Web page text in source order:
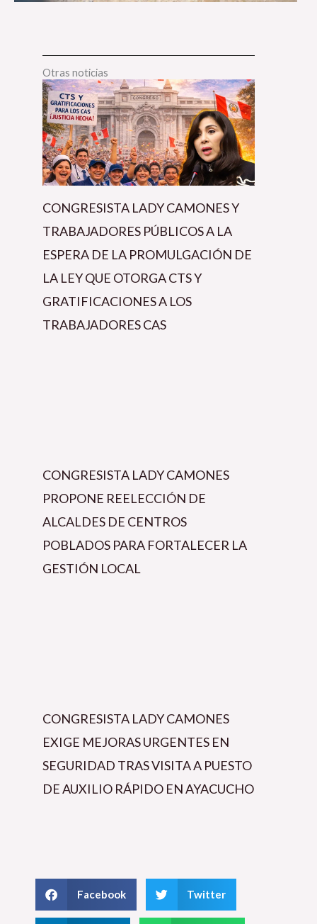
Otras noticias
CONGRESISTA LADY CAMONES Y
TRABAJADORES PÚBLICOS A LA
ESPERA DE LA PROMULGACIÓN DE
LA LEY QUE OTORGA CTS Y
GRATIFICACIONES A LOS
TRABAJADORES CAS
CONGRESISTA LADY CAMONES
PROPONE REELECCIÓN DE
ALCALDES DE CENTROS
POBLADOS PARA FORTALECER LA
GESTIÓN LOCAL
CONGRESISTA LADY CAMONES
EXIGE MEJORAS URGENTES EN
SEGURIDAD TRAS VISITA A PUESTO
DE AUXILIO RÁPIDO EN AYACUCHO
Facebook Twitter